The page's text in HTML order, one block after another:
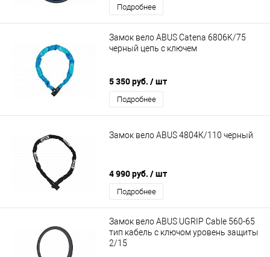
Подробнее
Замок вело ABUS Catena 6806K/75
черный цепь с ключем
5 350 руб. / шт
Подробнее
Замок вело ABUS 4804К/110 черный
4 990 руб. / шт
Подробнее
Замок вело ABUS UGRIP Cable 560-65
тип кабель с ключом уровень защиты
2/15